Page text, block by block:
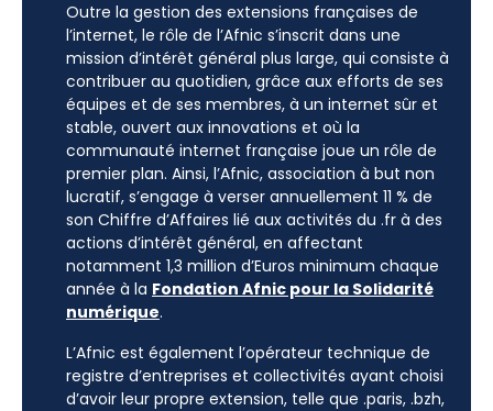
Outre la gestion des extensions françaises de
l’internet, le rôle de l’Afnic s’inscrit dans une
mission d’intérêt général plus large, qui consiste à
contribuer au quotidien, grâce aux efforts de ses
équipes et de ses membres, à un internet sûr et
stable, ouvert aux innovations et où la
communauté internet française joue un rôle de
premier plan. Ainsi, l’Afnic, association à but non
lucratif, s’engage à verser annuellement 11 % de
son Chiffre d’Affaires lié aux activités du .fr à des
actions d’intérêt général, en affectant
notamment 1,3 million d’Euros minimum chaque
année à la Fondation Afnic pour la Solidarité
numérique.
L’Afnic est également l’opérateur technique de
registre d’entreprises et collectivités ayant choisi
d’avoir leur propre extension, telle que .paris, .bzh,